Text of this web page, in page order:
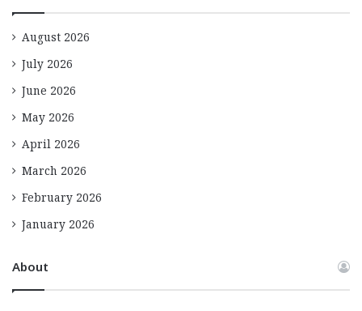
August 2026
July 2026
June 2026
May 2026
April 2026
March 2026
February 2026
January 2026
About